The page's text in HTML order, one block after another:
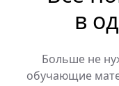
в
Больше не
обучающие
целевой счет.
аналогичного
ФРС намерена